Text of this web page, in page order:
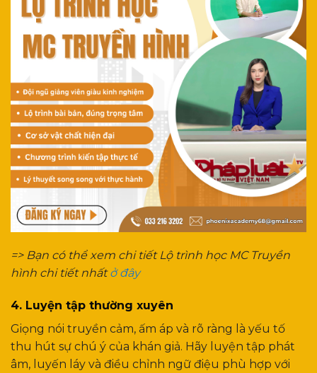
=> Bạn có thể xem chi tiết Lộ trình học MC Truyền
hình chi tiết nhấtở đây
4. Luyện tập thường xuyên
Giọng nói truyền cảm, ấm áp và rõ ràng là yếu tố
thu hút sự chú ý của khán giả. Hãy luyện tập phát
âm, luyến láy và điều chỉnh ngữ điệu phù hợp với